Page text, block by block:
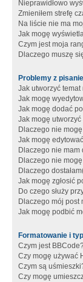
Nieprawidłowo
Zmieniłem strefę
Na liście nie ma
Jak mogę
Czym jest moja
Dlaczego muszę
Problemy z
Jak utworzyć temat
Jak mogę
Jak mogę dodać
Jak mogę
Dlaczego nie
Jak mogę
Dlaczego nie mam
Dlaczego nie
Dlaczego
Jak mogę zgłosić
Do czego służy
Dlaczego mój post
Jak mogę podbić
Formatowanie i
Czym jest
Czy mogę używać
Czym są
Czy mogę